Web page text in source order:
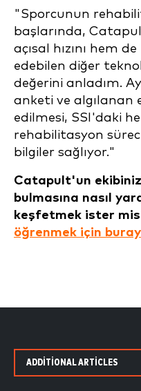
"Sporcunun
başlarında,
açısal hızını hem
edebilen diğer
değerini anladım.
anketi ve algılanan
edilmesi, SSI'daki
rehabilitasyon
bilgiler sağlıyor."
Catapult'un
bulmasına nasıl
keşfetmek ister
öğrenmek için
ADDITIONAL ARTICLES